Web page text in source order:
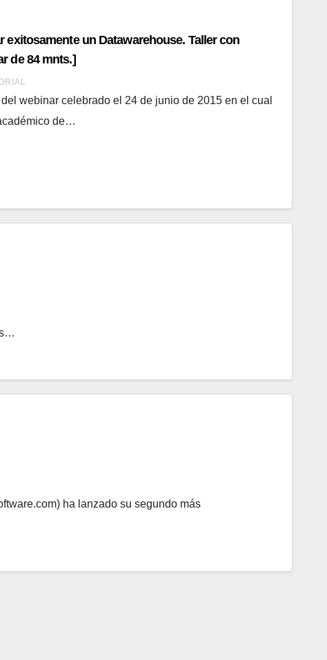
exitosamente un Datawarehouse. Taller con
de 84 mnts.]
webinar celebrado el 24 de junio de 2015 en el cual
de…
ha lanzado su segundo más